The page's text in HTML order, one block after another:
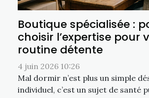
Boutique spécialisée :
choisir l’expertise pour
routine détente
4 juin 2026 10:26
Mal dormir n’est plus un simple
individuel, c’est un sujet de santé